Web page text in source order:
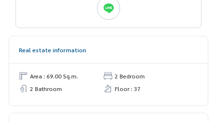
Real estate information
Area : 69.00 Sq.m.
2 Bedroom
2 Bathroom
Floor : 37